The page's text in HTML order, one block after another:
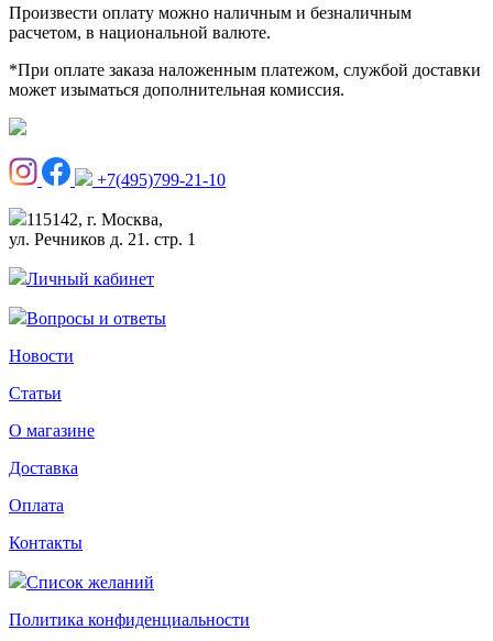
Произвести оплату можно наличным и безналичным
расчетом, в национальной валюте.
*При оплате заказа наложенным платежом, службой доставки
может изыматься дополнительная комиссия.
+7(495)799-21-10
115142, г. Москва,
ул. Речников д. 21. стр. 1
Личный кабинет
Вопросы и ответы
Новости
Статьи
О магазине
Доставка
Оплата
Контакты
Список желаний
Политика конфиденциальности